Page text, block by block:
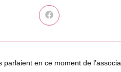
Ouvrir
dans
autre
en ce moment de